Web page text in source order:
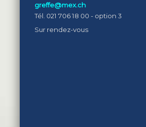
greffe@mex.ch
Tél. 021 706 18 00 - option 3
Sur rendez-vous